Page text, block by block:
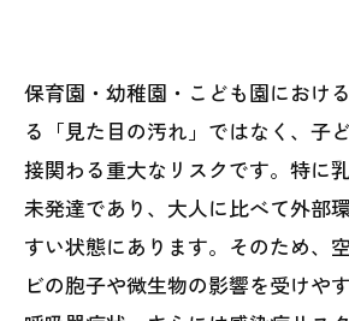
保育園・幼稚園・こども園におけ
る「見た目の汚れ」ではなく、子
接関わる重大なリスクです。特に
未発達であり、大人に比べて外部
すい状態にあります。そのため、
ビの胞子や微生物の影響を受けや